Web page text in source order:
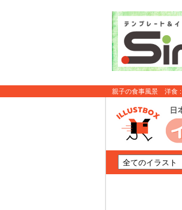
親子の食事風景 洋食 :